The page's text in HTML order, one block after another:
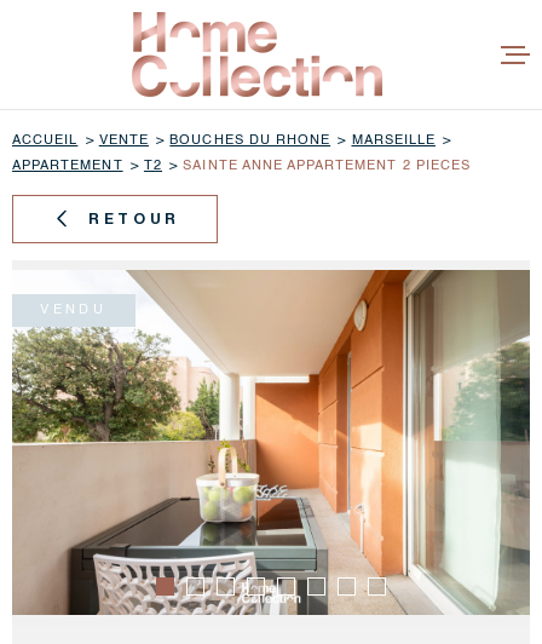
ACHETER
ESTIMER
CONCEPT
L'ÉQUIPE
AVIS
CRÉER
ACCUEIL VENTE BOUCHES DU RHONE MARSEILLE
APPARTEMENT T2 SAINTE ANNE APPARTEMENT 2 PIECES
RETOUR
VENDU